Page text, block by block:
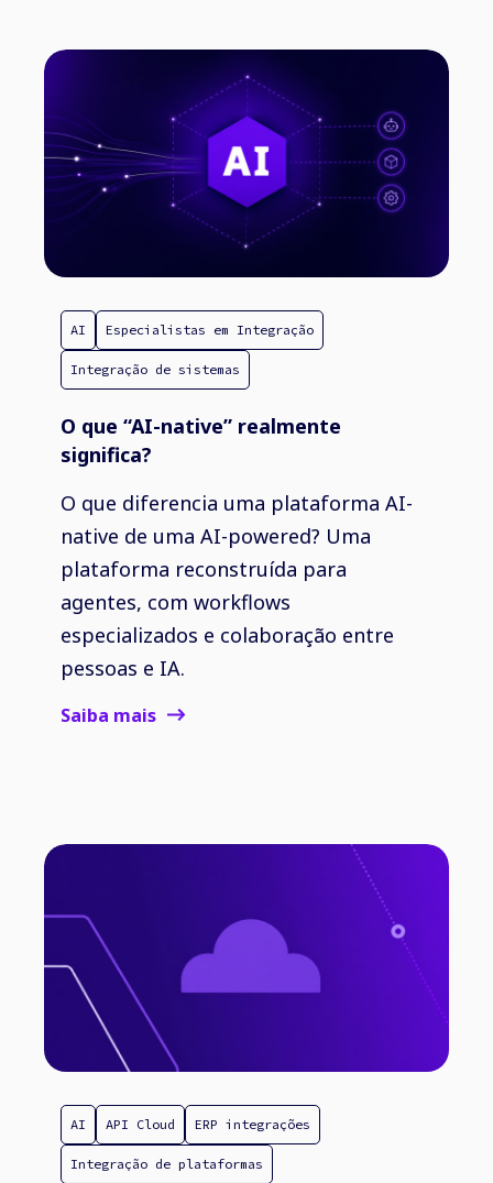
AI Especialistas em Integração
Integração de sistemas
O que “AI-native” realmente
significa?
O que diferencia uma plataforma AI-
native de uma AI-powered? Uma
plataforma reconstruída para
agentes, com workflows
especializados e colaboração entre
pessoas e IA.
Saiba mais
AI API Cloud ERP integrações
Integração de plataformas